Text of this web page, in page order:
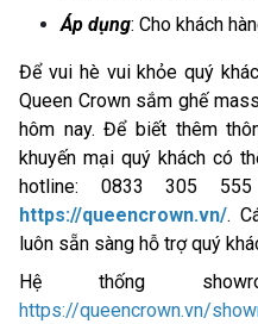
Áp dụng: Cho khách
Để vui hè vui khỏe quý
Queen Crown sắm ghế
hôm nay. Để biết thêm
khuyến mại quý khách có
hotline: 0833 305
https://queencrown.vn/.
luôn sẵn sàng hỗ trợ quý
Hệ thống
https://queencrown.vn/